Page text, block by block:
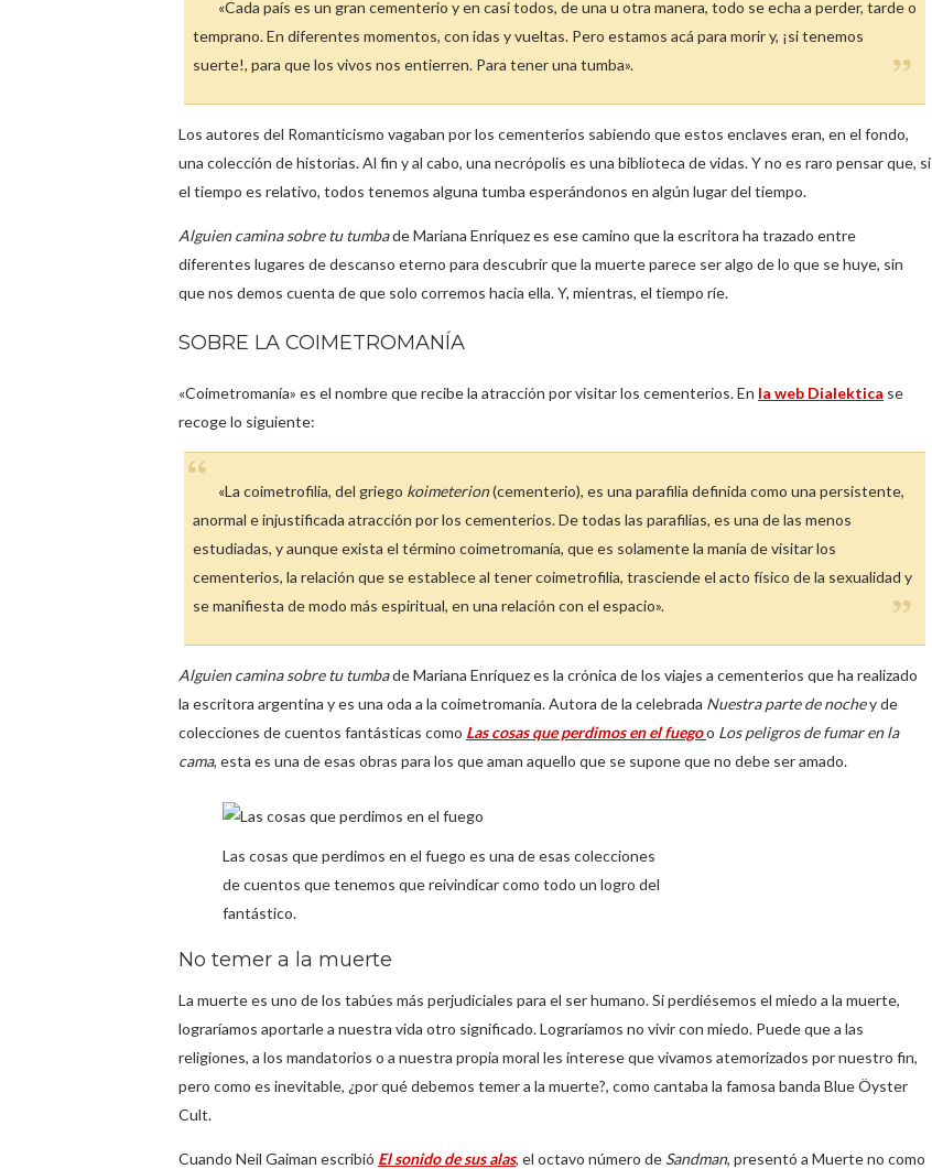
«Cada país es un gran cementerio y en casi todos, de una u otra manera, todo se echa a perder, tarde o
temprano. En diferentes momentos, con idas y vueltas. Pero estamos acá para morir y, ¡si tenemos
suerte!, para que los vivos nos entierren. Para tener una tumba».
Los autores del Romanticismo vagaban por los cementerios sabiendo que estos enclaves eran, en el fondo,
una colección de historias. Al fin y al cabo, una necrópolis es una biblioteca de vidas. Y no es raro pensar que, si
el tiempo es relativo, todos tenemos alguna tumba esperándonos en algún lugar del tiempo.
Alguien camina sobre tu tumbade Mariana Enríquez es ese camino que la escritora ha trazado entre
diferentes lugares de descanso eterno para descubrir que la muerte parece ser algo de lo que se huye, sin
que nos demos cuenta de que solo corremos hacia ella. Y, mientras, el tiempo ríe.
SOBRE LA COIMETROMANÍA
«Coimetromanía» es el nombre que recibe la atracción por visitar los cementerios. En la web Dialektica se
recoge lo siguiente:
«La coimetrofilia, del griego koimeterion(cementerio), es una parafilia definida como una persistente,
anormal e injustificada atracción por los cementerios. De todas las parafilias, es una de las menos
estudiadas, y aunque exista el término coimetromanía, que es solamente la manía de visitar los
cementerios, la relación que se establece al tener coimetrofilia, trasciende el acto físico de la sexualidad y
se manifiesta de modo más espiritual, en una relación con el espacio».
Alguien camina sobre tu tumbade Mariana Enríquez es la crónica de los viajes a cementerios que ha realizado
la escritora argentina y es una oda a la coimetromanía. Autora de la celebrada Nuestra parte de nochey de
colecciones de cuentos fantásticas como Las cosas que perdimos en el fuegoo Los peligros de fumar en la
cama, esta es una de esas obras para los que aman aquello que se supone que no debe ser amado.
Las cosas que perdimos en el fuego es una de esas colecciones
de cuentos que tenemos que reivindicar como todo un logro del
fantástico.
No temer a la muerte
La muerte es uno de los tabúes más perjudiciales para el ser humano. Si perdiésemos el miedo a la muerte,
lograríamos aportarle a nuestra vida otro significado. Lograríamos no vivir con miedo. Puede que a las
religiones, a los mandatorios o a nuestra propia moral les interese que vivamos atemorizados por nuestro fin,
pero como es inevitable, ¿por qué debemos temer a la muerte?, como cantaba la famosa banda Blue Öyster
Cult.
Cuando Neil Gaiman escribió El sonido de sus alas, el octavo número de Sandman, presentó a Muerte no como